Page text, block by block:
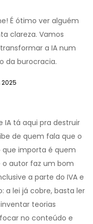
É ótimo ver alguém
clareza. Vamos
a IA num
da burocracia.
IA tá aqui pra destruir
de quem fala que o
que importa é quem
autor faz um bom
a parte do IVA e
a lei já cobre, basta ler
teorias
no conteúdo e